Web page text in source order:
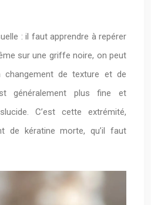
: il faut apprendre à repérer
sur une griffe noire, on peut
changement de texture et de
généralement plus fine et
C’est cette extrémité,
de kératine morte, qu’il faut